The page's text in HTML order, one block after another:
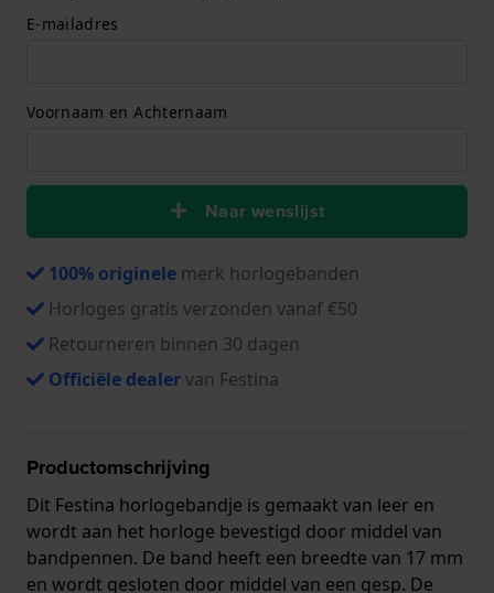
E-mailadres
Voornaam en Achternaam
Naar wenslijst
100% originele merk horlogebanden
Horloges gratis verzonden vanaf €50
Retourneren binnen 30 dagen
Officiële dealervan Festina
Productomschrijving
Dit Festina horlogebandje is gemaakt van leer en
wordt aan het horloge bevestigd door middel van
bandpennen. De band heeft een breedte van 17 mm
en wordt gesloten door middel van een gesp. De